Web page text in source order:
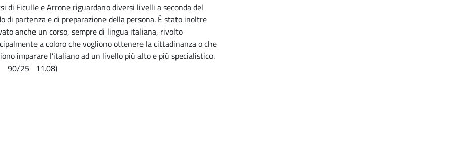
di Ficulle e Arrone riguardano diversi livelli a seconda del
di partenza e di preparazione della persona. È stato inoltre
anche un corso, sempre di lingua italiana, rivolto
a coloro che vogliono ottenere la cittadinanza o che
imparare l’italiano ad un livello più alto e più specialistico.
90/25 11.08)